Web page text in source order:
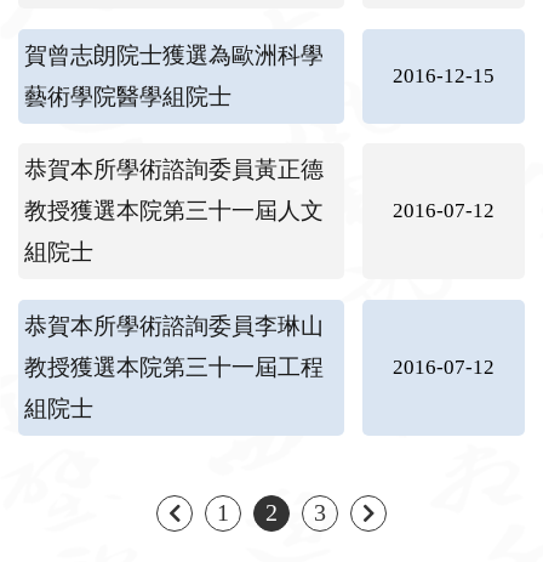
賀曾志朗院士獲選為歐洲科學
藝術學院醫學組院士
2016-12-15
恭賀本所學術諮詢委員黃正德
教授獲選本院第三十一屆人文
組院士
2016-07-12
恭賀本所學術諮詢委員李琳山
教授獲選本院第三十一屆工程
組院士
2016-07-12
上一頁
1 2 3 下一頁